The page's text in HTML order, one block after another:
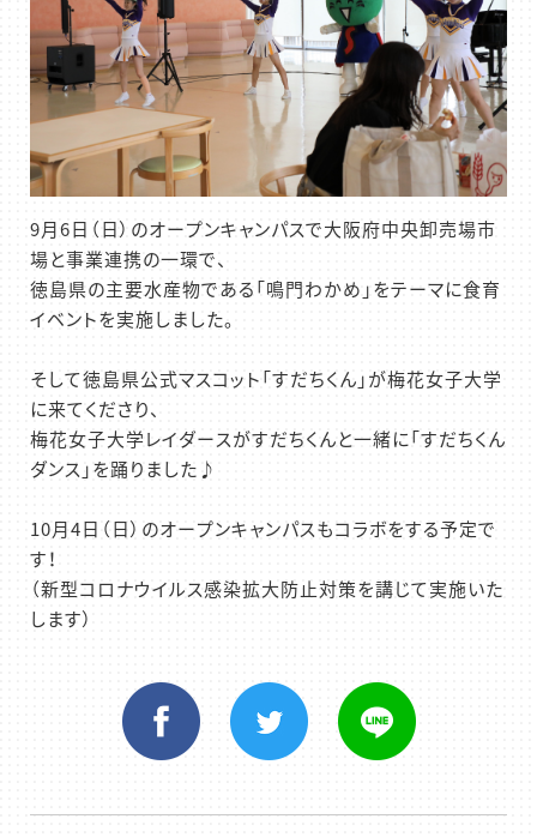
9月6日（日）のオープンキャンパスで大阪府中央卸売場市
場と事業連携の一環で、
徳島県の主要水産物である「鳴門わかめ」をテーマに食育
イベントを実施しました。
そして徳島県公式マスコット「すだちくん」が梅花女子大学
に来てくださり、
梅花女子大学レイダースがすだちくんと一緒に「すだちくん
ダンス」を踊りました♪
10月4日（日）のオープンキャンパスもコラボをする予定で
す！
（新型コロナウイルス感染拡大防止対策を講じて実施いた
します）